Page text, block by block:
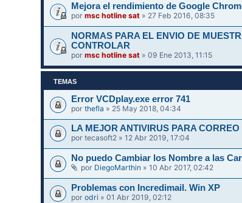
Mejora el rendimiento de Google
pormsc hotline sat » 27 Feb 2016, 08:35
NORMAS PARA EL ENVIO DE
CONTROLAR
pormsc hotline sat » 09 Ene 2013, 11:15
TEMAS
Error VCDplay.exe error 741
porthefla » 25 May 2018, 04:34
LA MEJOR ANTIVIRUS PARA CORREO
portecasoft2 » 12 Abr 2019, 17:04
No puedo Cambiar los Nombre a las
por DiegoMarthin » 10 Abr 2017, 02:42
Problemas con Incredimail. Win XP
porodri » 01 Abr 2019, 02:12